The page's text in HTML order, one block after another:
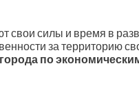
свои силы и время в
за территорию
по